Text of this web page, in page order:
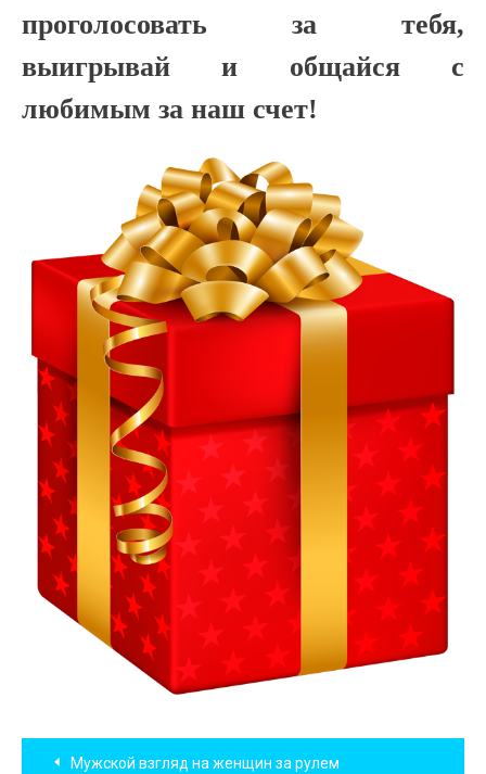
проголосовать за тебя,
выигрывай и общайся с
любимым за наш счет!
Навигация
Мужской взгляд на женщин за рулем